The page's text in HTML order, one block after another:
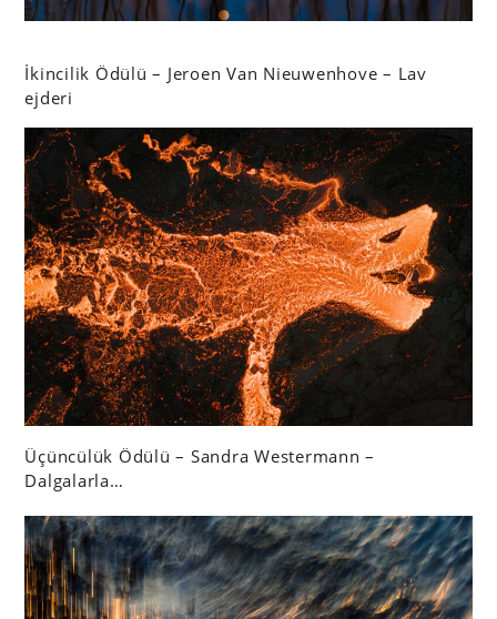
İkincilik Ödülü – Jeroen Van Nieuwenhove – Lav
ejderi
Üçüncülük Ödülü – Sandra Westermann –
Dalgalarla…